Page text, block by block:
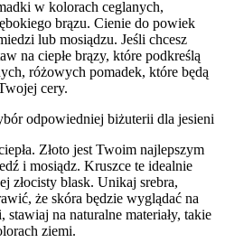
w kolorach ceglanych,
brązu. Cienie do powiek
lub mosiądzu. Jeśli chcesz
na ciepłe brązy, które podkreślą
różowych pomadek, które będą
cery.
odpowiedniej biżuterii dla jesieni
Złoto jest Twoim najlepszym
i mosiądz. Kruszce te idealnie
złocisty blask. Unikaj srebra,
że skóra będzie wyglądać na
na naturalne materiały, takie
ziemi.